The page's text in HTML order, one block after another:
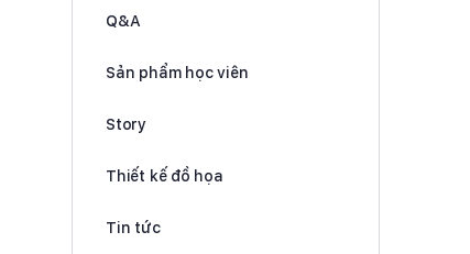
Q&A
Sản phẩm học viên
Story
Thiết kế đồ họa
Tin tức